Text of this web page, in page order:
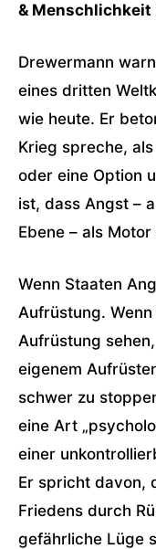
& Menschlichkeit
Drewermann
eines dritten
wie heute. Er
Krieg spreche,
oder eine Option
ist, dass Angst –
Ebene – als
Wenn Staaten
Aufrüstung.
Aufrüstung
eigenem
schwer zu
eine Art
einer
Er spricht davon,
Friedens durch
gefährliche Lüge